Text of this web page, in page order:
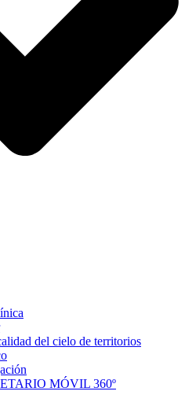
del cielo de territorios
MÓVIL 360º